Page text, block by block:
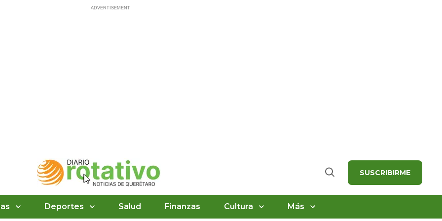
Buscar SUSCRIBIRME
Deportes Salud Finanzas Cultura Más